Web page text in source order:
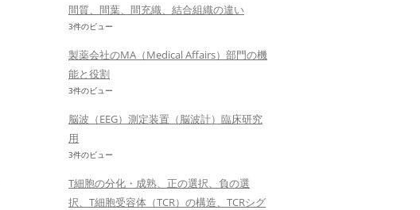
間質、間葉、間充織、結合組織の違い
3件のビュー
製薬会社のMA（Medical Affairs）部門の機
能と役割
3件のビュー
脳波（EEG）測定装置（脳波計）臨床研究
用
3件のビュー
T細胞の分化・成熟、正の選択、負の選
択、T細胞受容体（TCR）の構造、TCRシグ